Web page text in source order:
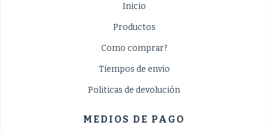
Inicio
Productos
Como comprar?
Tiempos de envio
Politicas de devolución
MEDIOS DE PAGO